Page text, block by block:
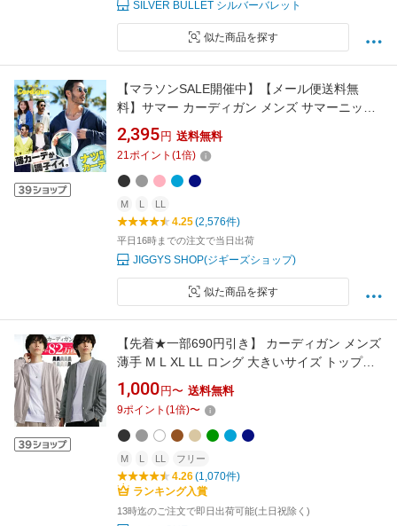
SILVER BULLET シルバーバレット
似た商品を探す
【マラソンSALE開催中】【メール便送料無
料】サマー カーディガン メンズ サマーニット
カーディガン uv対策 冷房対策 サマーニット 薄
手 cardigan 無地 ボーダー カラー ニットソー
温度調節 オフィスカジュアルルック カップル
春服 春 夏服 夏用 秋服 ユニセックス
2,395 円 送料無料
21ポイント (1倍)
M L LL
4.25(2,576件)
平日16時までの注文で当日出荷
JIGGYS SHOP(ジギーズショップ)
似た商品を探す
【先着★一部690円引き】 カーディガン メンズ
薄手 M L XL LL ロング 大きいサイズ トップス
無地 長袖 ビジネス 学生 制服 黒 ブラック グレ
ー ネイビー カーデ 羽織り オーバーサイズ 冷房
対策 トップス カットソー プレゼント おしゃれ
きれいめ シンプル
1,000 円〜 送料無料
9ポイント (1倍)〜
M L LL フリー
4.26(1,070件)
ランキング入賞
13時迄のご注文で即日出荷可能(土日祝除く)